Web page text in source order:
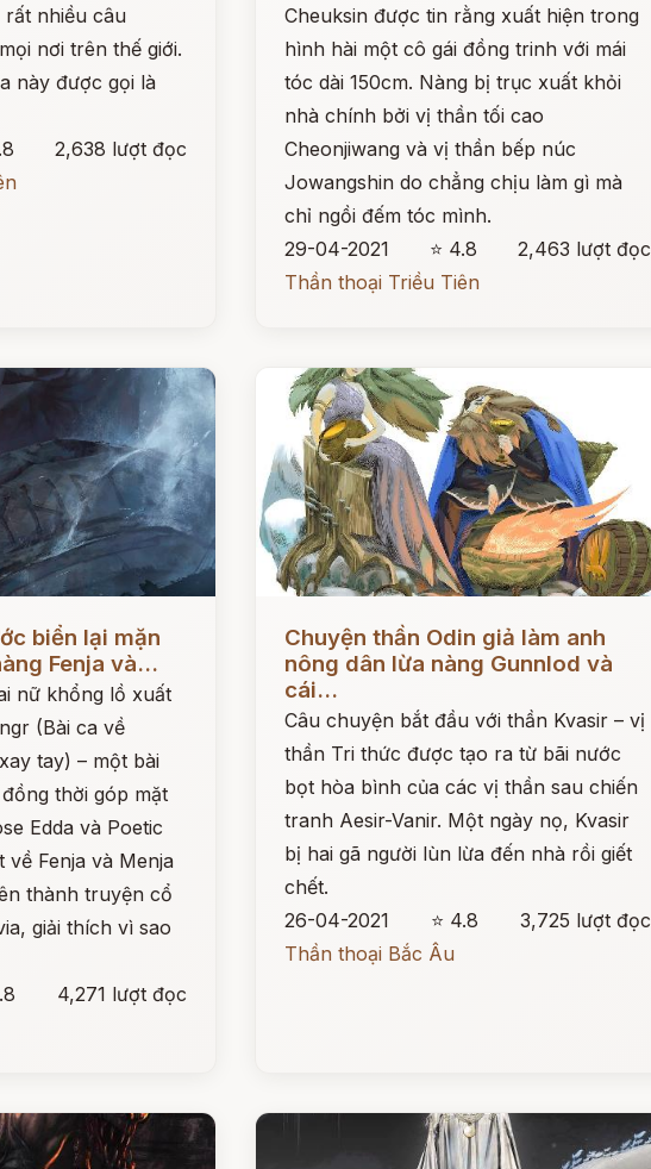
nhiều câu
nơi trên thế giới.
này được gọi là
2,638 lượt đọc
Cheuksin được tin rằng xuất hiện trong
hình hài một cô gái đồng trinh với mái
tóc dài 150cm. Nàng bị trục xuất khỏi
nhà chính bởi vị thần tối cao
Cheonjiwang và vị thần bếp núc
Jowangshin do chẳng chịu làm gì mà
chỉ ngồi đếm tóc mình.
29-04-2021
⭐ 4.8
2,463 lượt đọc
Thần thoại Triều Tiên
biển lại mặn
Fenja và...
nữ khổng lồ xuất
(Bài ca về
tay) – một bài
thời góp mặt
Edda và Poetic
về Fenja và Menja
thành truyện cổ
giải thích vì sao
4,271 lượt đọc
Chuyện thần Odin giả làm anh
nông dân lừa nàng Gunnlod và
cái...
Câu chuyện bắt đầu với thần Kvasir – vị
thần Tri thức được tạo ra từ bãi nước
bọt hòa bình của các vị thần sau chiến
tranh Aesir-Vanir. Một ngày nọ, Kvasir
bị hai gã người lùn lừa đến nhà rồi giết
chết.
26-04-2021
⭐ 4.8
3,725 lượt đọc
Thần thoại Bắc Âu